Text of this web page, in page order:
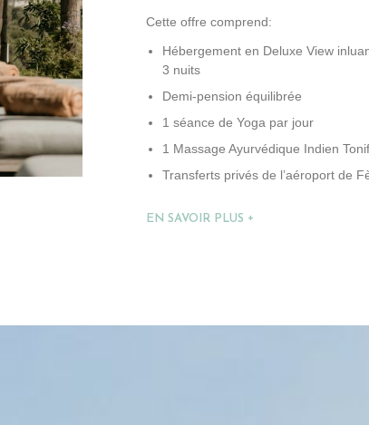
Cette offre comprend:
Hébergement en Deluxe View
3 nuits
Demi-pension équilibrée
1 séance de Yoga par jour
1 Massage Ayurvédique Indien
Transferts privés de l’aéroport de
EN SAVOIR PLUS